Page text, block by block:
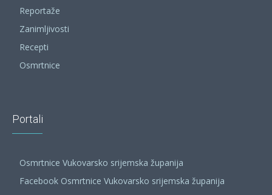
Reportaže
Zanimljivosti
Recepti
Osmrtnice
Portali
Osmrtnice Vukovarsko srijemska županija
Facebook Osmrtnice Vukovarsko srijemska županija